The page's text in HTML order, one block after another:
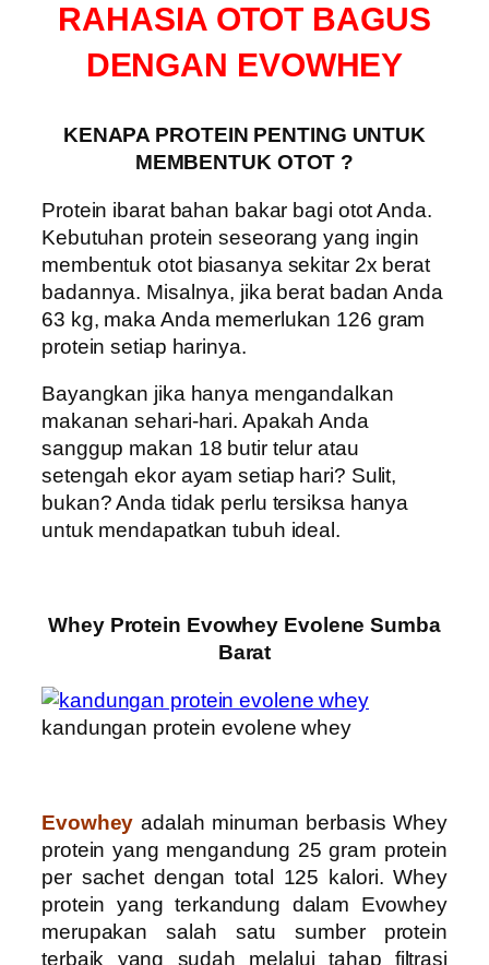
RAHASIA OTOT BAGUS
DENGAN EVOWHEY
KENAPA PROTEIN PENTING UNTUK
MEMBENTUK OTOT ?
Protein ibarat bahan bakar bagi otot Anda.
Kebutuhan protein seseorang yang ingin
membentuk otot biasanya sekitar 2x berat
badannya. Misalnya, jika berat badan Anda
63 kg, maka Anda memerlukan 126 gram
protein setiap harinya.
Bayangkan jika hanya mengandalkan
makanan sehari-hari. Apakah Anda
sanggup makan 18 butir telur atau
setengah ekor ayam setiap hari? Sulit,
bukan? Anda tidak perlu tersiksa hanya
untuk mendapatkan tubuh ideal.
Whey Protein Evowhey Evolene Sumba
Barat
kandungan protein evolene whey
Evowhey adalah minuman berbasis Whey
protein yang mengandung 25 gram protein
per sachet dengan total 125 kalori. Whey
protein yang terkandung dalam Evowhey
merupakan salah satu sumber protein
terbaik yang sudah melalui tahap filtrasi